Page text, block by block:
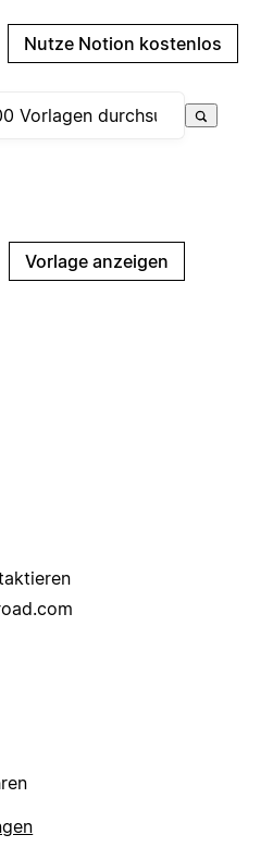
Nutze Notion kostenlos
Vorlage anzeigen